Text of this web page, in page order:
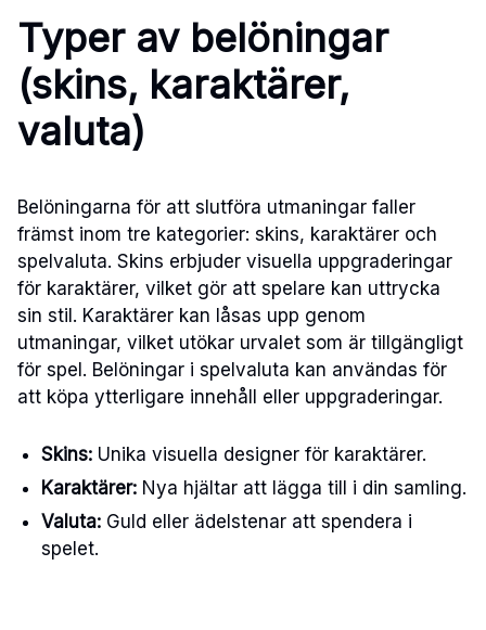
Typer av belöningar
(skins, karaktärer,
valuta)
Belöningarna för att slutföra utmaningar faller
främst inom tre kategorier: skins, karaktärer och
spelvaluta. Skins erbjuder visuella uppgraderingar
för karaktärer, vilket gör att spelare kan uttrycka
sin stil. Karaktärer kan låsas upp genom
utmaningar, vilket utökar urvalet som är tillgängligt
för spel. Belöningar i spelvaluta kan användas för
att köpa ytterligare innehåll eller uppgraderingar.
Skins: Unika visuella designer för karaktärer.
Karaktärer: Nya hjältar att lägga till i din samling.
Valuta: Guld eller ädelstenar att spendera i
spelet.